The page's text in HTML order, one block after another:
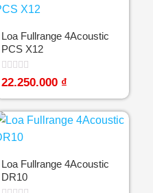
Loa Fullrange 4Acoustic
PCS X12
Được
xếp
hạng
5
sao
22.250.000 ₫
Loa Fullrange 4Acoustic
DR10